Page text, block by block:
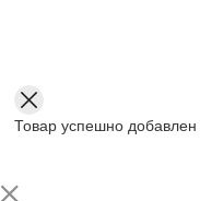
Товар успешно добавлен